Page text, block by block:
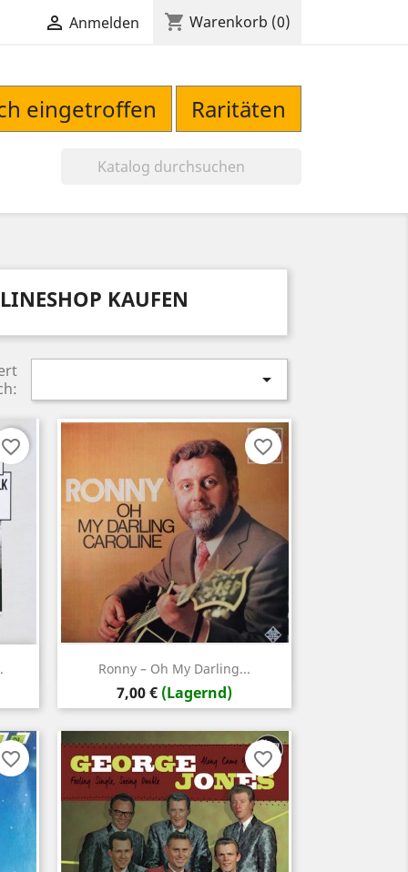
 Anmelden shopping_cart Warenkorb (0)
eingetroffen Raritäten
KAUFEN

favorite_border
Ronny – Oh My Darling...
Preis
7,00 € (Lagernd)
 Vorschau
favorite_border
favorite_border favorite_border